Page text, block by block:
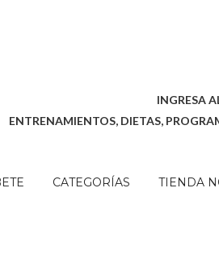
INGRESA
ENTRENAMIENTOS, DIETAS,
CATEGORÍAS TIENDA